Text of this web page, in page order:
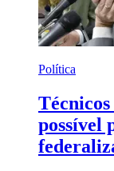
Política
possível